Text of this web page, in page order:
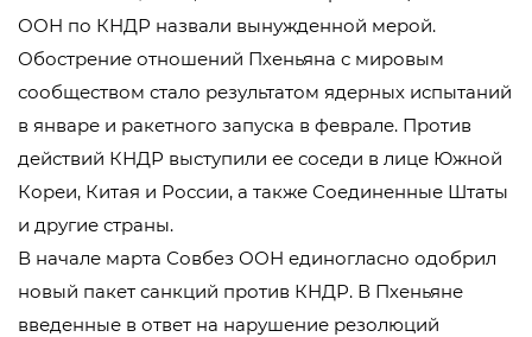
ООН по КНДР назвали вынужденной мерой.
Обострение отношений Пхеньяна с мировым
сообществом стало результатом ядерных испытаний
в январе и ракетного запуска в феврале. Против
действий КНДР выступили ее соседи в лице Южной
Кореи, Китая и России, а также Соединенные Штаты
и другие страны.
В начале марта Совбез ООН единогласно одобрил
новый пакет санкций против КНДР. В Пхеньяне
введенные в ответ на нарушение резолюций